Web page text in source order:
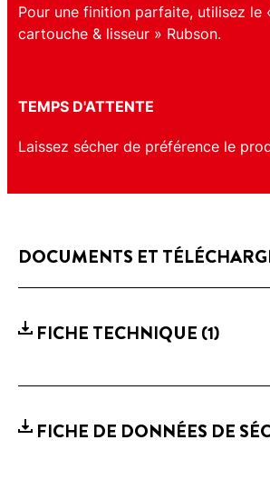
Pour une finition parfaite, utilisez le
cartouche & lisseur » Rubson.
TEMPS D'ATTENTE
Laissez sécher de préférence le
DOCUMENTS ET
FICHE TECHNIQUE (1)
FICHE DE DONNÉES DE